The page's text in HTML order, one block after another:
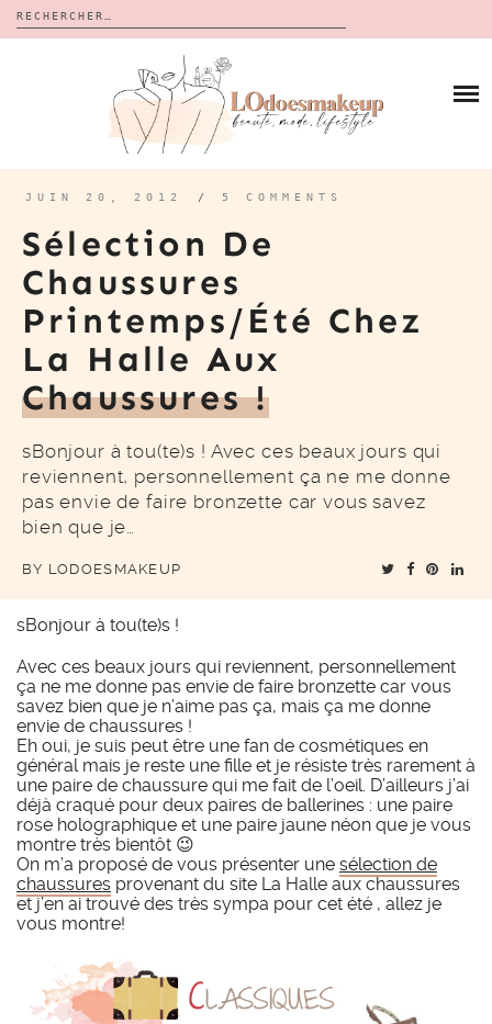
Rechercher :
CALENDRIERS DE L’AVENT
BON PLAN
À PROPOS
CONTACT
JUIN 20, 2012 / 5 COMMENTS
Sélection De
Chaussures
Printemps/été Chez
La Halle Aux
Chaussures !
sBonjour à tou(te)s ! Avec ces beaux jours qui
reviennent, personnellement ça ne me donne
pas envie de faire bronzette car vous savez
bien que je…
BY LODOESMAKEUP
sBonjour à tou(te)s !
Avec ces beaux jours qui reviennent, personnellement
ça ne me donne pas envie de faire bronzette car vous
savez bien que je n’aime pas ça, mais ça me donne
envie de chaussures !
Eh oui, je suis peut être une fan de cosmétiques en
général mais je reste une fille et je résiste très rarement à
une paire de chaussure qui me fait de l’oeil. D’ailleurs j’ai
déjà craqué pour deux paires de ballerines : une paire
rose holographique et une paire jaune néon que je vous
montre très bientôt 😉
On m’a proposé de vous présenter une sélection de
chaussures provenant du site La Halle aux chaussures
et j’en ai trouvé des très sympa pour cet été , allez je
vous montre!